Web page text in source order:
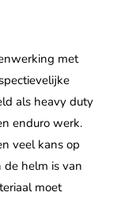
met
als heavy duty
enduro werk.
veel kans op
de helm is van
moet